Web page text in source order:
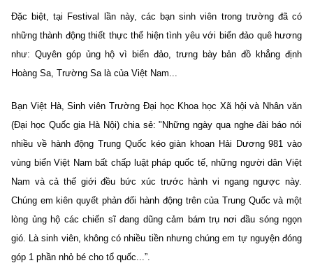
Đặc biệt, tại Festival lần này, các bạn sinh viên trong trường đã có
những thành động thiết thực thể hiện tình yêu với biển đảo quê hương
như: Quyên góp ủng hộ vì biển đảo, trưng bày bản đồ khẳng định
Hoàng Sa, Trường Sa là của Việt Nam...
Bạn Việt Hà, Sinh viên Trường Đại học Khoa học Xã hội và Nhân văn
(Đại học Quốc gia Hà Nội) chia sẻ: "Những ngày qua nghe đài báo nói
nhiều về hành động Trung Quốc kéo giàn khoan Hải Dương 981 vào
vùng biển Việt Nam bất chấp luật pháp quốc tế, những người dân Việt
Nam và cả thế giới đều bức xúc trước hành vi ngang ngược này.
Chúng emkiên quyết phản đối hành động trên của Trung Quốc và một
lòng ủng hộ các chiến sĩ đang dũng cảm bám trụ nơi đầu sóng ngọn
gió. Là sinh viên, không có nhiều tiền nhưng chúng em tự nguyện đóng
góp 1 phần nhỏ bé cho tổ quốc...”.